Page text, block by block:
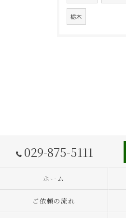
栃木
029-875-5111
ホーム
ご依頼の流れ